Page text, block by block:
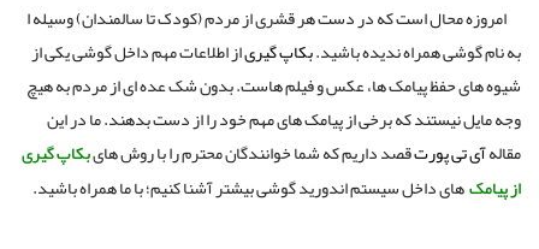
امروزه محال است که در دست هر قشری از مردم (کودک تا سالمندان) وسیله ا
به نام گوشی همراه ندیده باشید.بکاپ گیریاز اطلاعات مهم داخل گوشی یکی از
شیوه های حفظ پیامک ها، عکس و فیلم هاست. بدون شک عده ای از مردم به هیچ
وجه مایل نیستند که برخی از پیامک های مهم خود را از دست بدهند. ما در این
مقالهآی تی پورتقصد داریم که شما خوانندگان محترم را با روش هایبکاپ گیری
از پیامکهای داخل سیستم اندورید گوشی بیشتر آشنا کنیم؛ با ما همراه باشید.